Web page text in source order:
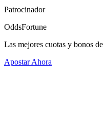
Patrocinador
OddsFortune
Las mejores cuotas y bonos
Apostar Ahora